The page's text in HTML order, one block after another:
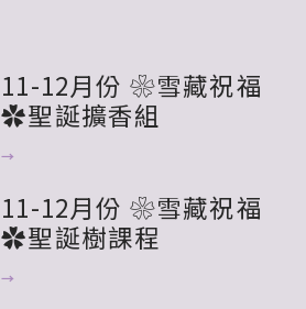
11-12月份 ❀雪藏祝福
✿聖誕擴香組
→
11-12月份 ❀雪藏祝福
✿聖誕樹課程
→